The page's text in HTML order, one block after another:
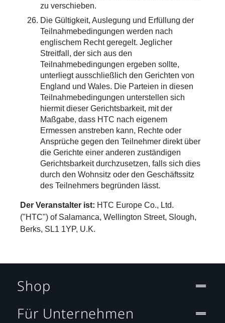
zu verschieben.
Die Gültigkeit, Auslegung und Erfüllung der
Teilnahmebedingungen werden nach
englischem Recht geregelt. Jeglicher
Streitfall, der sich aus den
Teilnahmebedingungen ergeben sollte,
unterliegt ausschließlich den Gerichten von
England und Wales. Die Parteien in diesen
Teilnahmebedingungen unterstellen sich
hiermit dieser Gerichtsbarkeit, mit der
Maßgabe, dass HTC nach eigenem
Ermessen anstreben kann, Rechte oder
Ansprüche gegen den Teilnehmer direkt über
die Gerichte einer anderen zuständigen
Gerichtsbarkeit durchzusetzen, falls sich dies
durch den Wohnsitz oder den Geschäftssitz
des Teilnehmers begründen lässt.
Der Veranstalter ist: HTC Europe Co., Ltd.
("HTC") of Salamanca, Wellington Street, Slough,
Berks, SL1 1YP, U.K.
Shop
Für Unternehmen